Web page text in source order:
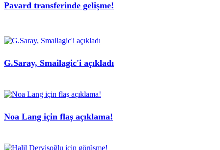
Pavard transferinde gelişme!
G.Saray, Smailagic'i açıkladı
Noa Lang için flaş açıklama!